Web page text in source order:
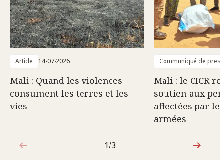
Article 14-07-2026
Mali : Quand les violences
consument les terres et les
vies
Communiqué de
Mali : le CICR
soutien aux
affectées par
armées
1sur3
1/3